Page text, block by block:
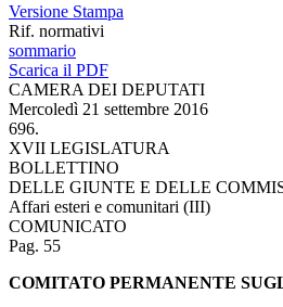
Versione Stampa
Rif. normativi
sommario
Scarica il PDF
CAMERA DEI DEPUTATI
Mercoledì 21 settembre 2016
696.
XVII LEGISLATURA
BOLLETTINO
DELLE GIUNTE E DELLE
Affari esteri e comunitari (III)
COMUNICATO
Pag. 55
COMITATO PERMANENTE